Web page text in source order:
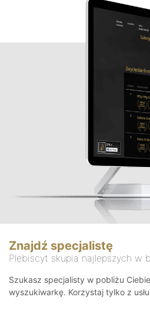
Znajdź specjalistę
Plebiscyt skupia najlepszych w
Szukasz specjalisty w pobliżu
wyszukiwarkę. Korzystaj tylko z